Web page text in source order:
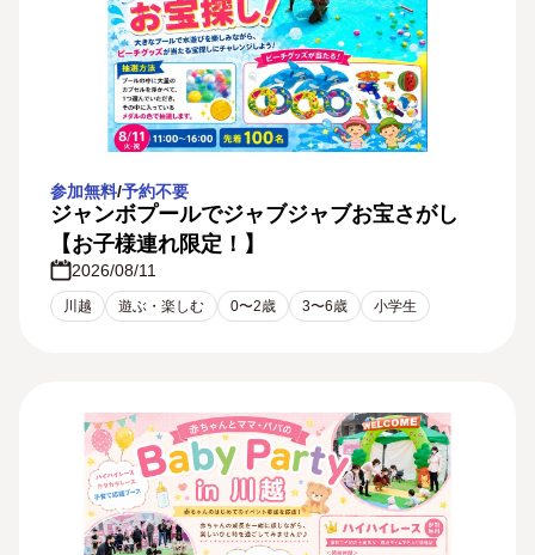
参加無料/予約不要
ジャンボプールでジャブジャブお宝さがし
【お子様連れ限定！】
2026/08/11
川越 遊ぶ・楽しむ 0〜2歳 3〜6歳 小学生